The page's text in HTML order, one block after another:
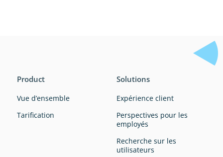
Product
Vue d’ensemble
Tarification
Solutions
Expérience client
Perspectives pour les
employés
Recherche sur les
utilisateurs